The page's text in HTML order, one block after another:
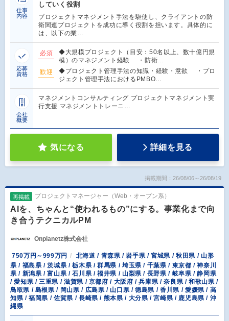
仕事
内容
していく役割
プロジェクトマネジメント手法を駆使し、クライアントの防
衛関連プロジェクトを成功に導く役割を担います。具体的に
は、以下の業…
応募
資格
必須
◆大規模プロジェクト（目安：50名以上、数十億円規
模）のマネジメント経験 ・防衛…
歓迎
◆プロジェクト管理手法の知識・経験・意欲 ・プロ
ジェクト管理手法におけるPMBO…
会社
概要
マネジメントコンサルティング プロジェクトマネジメント実
行支援 マネジメントトレーニ…
気になる 詳細を見る
掲載期間：26/08/06～26/08/19
再掲載 プロジェクトマネージャー（Web・オープン系）
AIを、ちゃんと“使われるもの”にする。事業化まで向
き合うテクニカルPM
Onplanetz株式会社
750万円～999万円
北海道 / 青森県 / 岩手県 / 宮城県 / 秋田県 / 山形
県 / 福島県 / 茨城県 / 栃木県 / 群馬県 / 埼玉県 / 千葉県 / 東京都 / 神奈川
県 / 新潟県 / 富山県 / 石川県 / 福井県 / 山梨県 / 長野県 / 岐阜県 / 静岡県
/ 愛知県 / 三重県 / 滋賀県 / 京都府 / 大阪府 / 兵庫県 / 奈良県 / 和歌山県 /
鳥取県 / 島根県 / 岡山県 / 広島県 / 山口県 / 徳島県 / 香川県 / 愛媛県 / 高
知県 / 福岡県 / 佐賀県 / 長崎県 / 熊本県 / 大分県 / 宮崎県 / 鹿児島県 / 沖
縄県